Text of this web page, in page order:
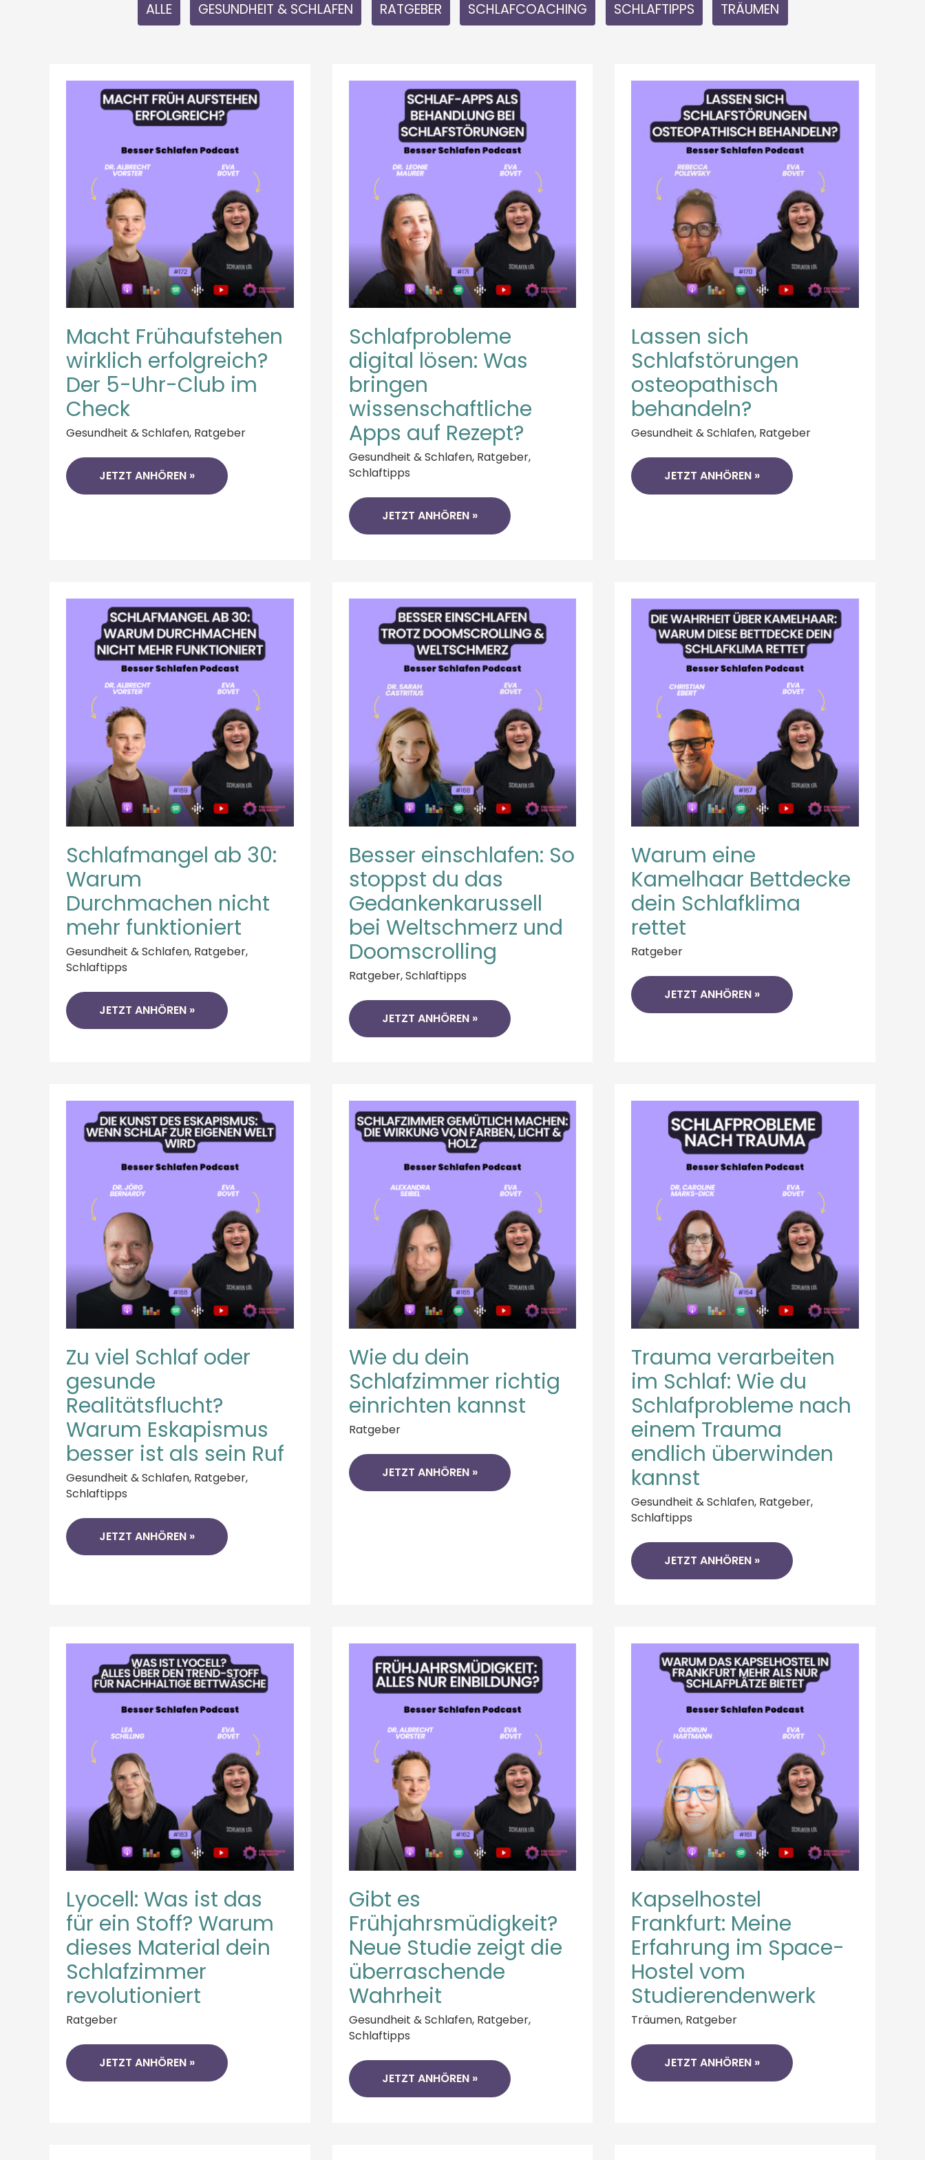
ALLE GESUNDHEIT & SCHLAFEN RATGEBER SCHLAFCOACHING SCHLAFTIPPS TRÄUMEN
Macht Frühaufstehen
wirklich erfolgreich?
Der 5-Uhr-Club im
Check
Gesundheit & Schlafen, Ratgeber
MACHT
FRÜHAUFSTEHEN
WIRKLICH
5-
UHR-
CLUB
IM
CHECK
JETZT ANHÖREN »
Schlafprobleme
digital lösen: Was
bringen
wissenschaftliche
Apps auf Rezept?
Gesundheit & Schlafen, Ratgeber,
Schlaftipps
SCHLAFPROBLEME
DIGITAL
LÖSEN:
WAS
BRINGEN
WISSENSCHAFTLICHE
APPS
AUF
REZEPT?
JETZT ANHÖREN »
Lassen sich
Schlafstörungen
osteopathisch
behandeln?
Gesundheit & Schlafen, Ratgeber
SICH
SCHLAFSTÖRUNGEN
OSTEOPATHISCH
BEHANDELN?
JETZT ANHÖREN »
Schlafmangel ab 30:
Warum
Durchmachen nicht
mehr funktioniert
Gesundheit & Schlafen, Ratgeber,
Schlaftipps
SCHLAFMANGEL
AB
30:
WARUM
DURCHMACHEN
NICHT
MEHR
FUNKTIONIERT
JETZT ANHÖREN »
Besser einschlafen: So
stoppst du das
Gedankenkarussell
bei Weltschmerz und
Doomscrolling
Ratgeber,Schlaftipps
BESSER
EINSCHLAFEN:
SO
STOPPST
DAS
GEDANKENKARUSSELL
BEI
WELTSCHMERZ
UND
DOOMSCROLLING
JETZT ANHÖREN »
Warum eine
Kamelhaar Bettdecke
dein Schlafklima
rettet
Ratgeber
WARUM
EINE
KAMELHAAR
BETTDECKE
DEIN
SCHLAFKLIMA
RETTET
JETZT ANHÖREN »
Zu viel Schlaf oder
gesunde
Realitätsflucht?
Warum Eskapismus
besser ist als sein Ruf
Gesundheit & Schlafen, Ratgeber,
Schlaftipps
ZU
VIEL
SCHLAF
GESUNDE
REALITÄTSFLUCHT?
WARUM
ESKAPISMUS
BESSER
IST
ALS
SEIN
RUF
JETZT ANHÖREN »
Wie du dein
Schlafzimmer richtig
einrichten kannst
Ratgeber
WIE
DU
DEIN
SCHLAFZIMMER
RICHTIG
EINRICHTEN
KANNST
JETZT ANHÖREN »
Trauma verarbeiten
im Schlaf: Wie du
Schlafprobleme nach
einem Trauma
endlich überwinden
kannst
Gesundheit & Schlafen, Ratgeber,
Schlaftipps
TRAUMA
VERARBEITEN
IM
SCHLAF:
DU
SCHLAFPROBLEME
NACH
EINEM
TRAUMA
ENDLICH
ÜBERWINDEN
KANNST
JETZT ANHÖREN »
Lyocell: Was ist das
für ein Stoff? Warum
dieses Material dein
Schlafzimmer
revolutioniert
Ratgeber
LYOCELL:
WAS
IST
DAS
STOFF?
WARUM
DIESES
MATERIAL
DEIN
SCHLAFZIMMER
REVOLUTIONIERT
JETZT ANHÖREN »
Gibt es
Frühjahrsmüdigkeit?
Neue Studie zeigt die
überraschende
Wahrheit
Gesundheit & Schlafen, Ratgeber,
Schlaftipps
ES
FRÜHJAHRSMÜDIGKEIT?
NEUE
STUDIE
ZEIGT
DIE
ÜBERRASCHENDE
WAHRHEIT
JETZT ANHÖREN »
Kapselhostel
Frankfurt: Meine
Erfahrung im Space-
Hostel vom
Studierendenwerk
Träumen, Ratgeber
KAPSELHOSTEL
FRANKFURT:
MEINE
ERFAHRUNG
SPACE-
HOSTEL
VOM
STUDIERENDENWERK
JETZT ANHÖREN »